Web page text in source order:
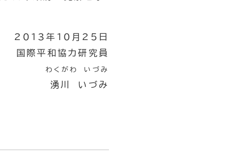
2013年10月25日
国際平和協力研究員
わくがわ いづみ
湧川 いづみ